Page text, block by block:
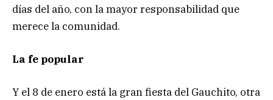
días del año, con la mayor responsabilidad que
merece la comunidad.
La fe popular
Y el 8 de enero está la gran fiesta del Gauchito, otra